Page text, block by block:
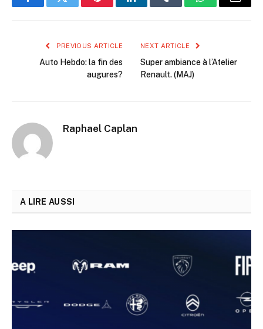
FacebookTwitter PinterestLinkedInTumblr WhatsAppEmail
PREVIOUS ARTICLE
Auto Hebdo: la fin des
augures?
NEXT ARTICLE
Super ambiance à l’Atelier
Renault. (MAJ)
Raphael Caplan
A LIRE AUSSI